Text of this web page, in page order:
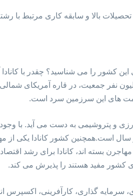
بالا و سابقه کاری مرتبط با
این کشور را می شناسید؟ چقدر با
ادامه مقاله را مطالعه کنید.کشور کانادا با حدود 36 میلیون
های این سرزمین سرد است.
و پتروشیمی به دست می آید. با
با آمار گردشگری بیش از 20 میلیون نفر در سال
بسته اند، کانادا برای رشد
کشور مفید هستند را پذیرش می کند.
سرمایه گذاری، کارآفرینی،